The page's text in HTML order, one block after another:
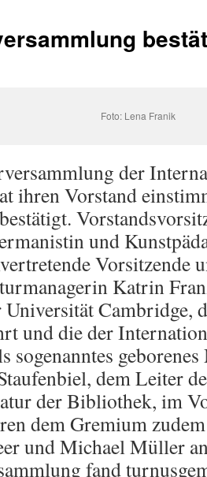
Foto: Lena Franik
der
ihren Vorstand
und
Vorsitzende
Katrin
Cambridge,
und die der
sogenanntes
dem Leiter
der Bibliothek, im
dem Gremium
und Michael Müller
fand